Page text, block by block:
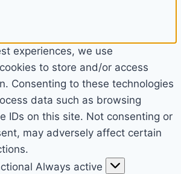
experiences, we use
to store and/or access
Consenting to these technologies
data such as browsing
IDs on this site. Not consenting or
may adversely affect certain
Always active